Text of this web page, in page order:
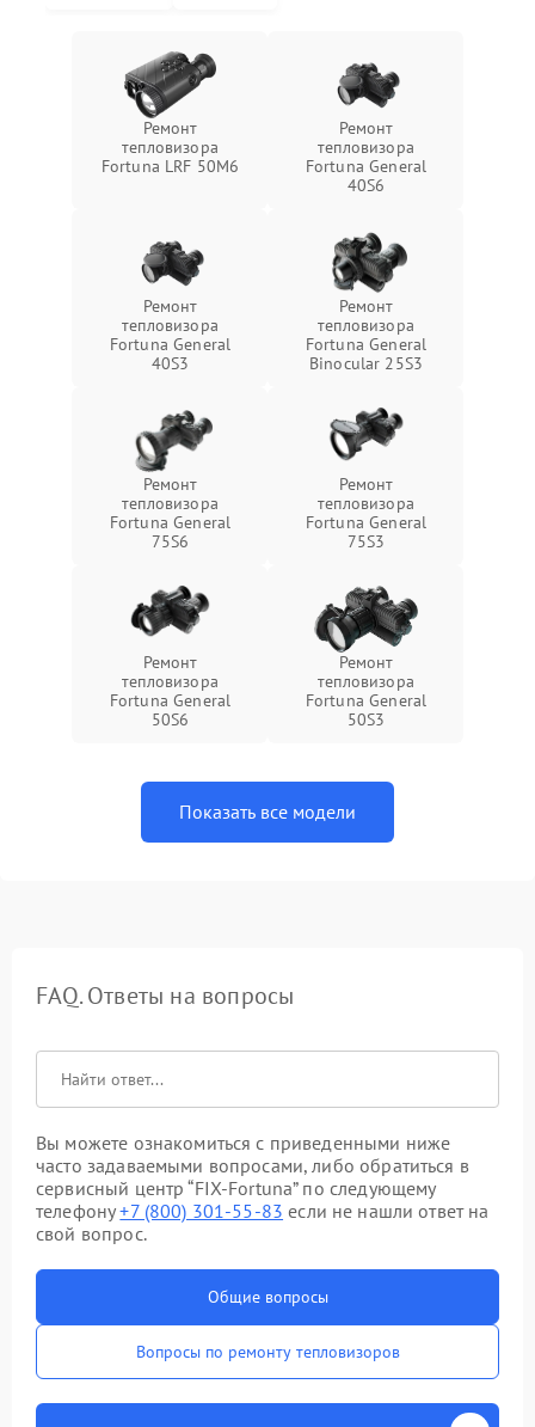
Ремонт
тепловизора
Fortuna LRF 50M6
Ремонт
тепловизора
Fortuna General
40S6
Ремонт
тепловизора
Fortuna General
40S3
Ремонт
тепловизора
Fortuna General
Binocular 25S3
Ремонт
тепловизора
Fortuna General
75S6
Ремонт
тепловизора
Fortuna General
75S3
Ремонт
тепловизора
Fortuna General
50S6
Ремонт
тепловизора
Fortuna General
50S3
Показать все модели
FAQ. Ответы на вопросы
Вы можете ознакомиться с приведенными ниже
часто задаваемыми вопросами, либо обратиться в
сервисный центр “FIX-Fortuna” по следующему
телефону+7 (800) 301-55-83 если не нашли ответ на
свой вопрос.
Общие вопросы
Вопросы по ремонту тепловизоров